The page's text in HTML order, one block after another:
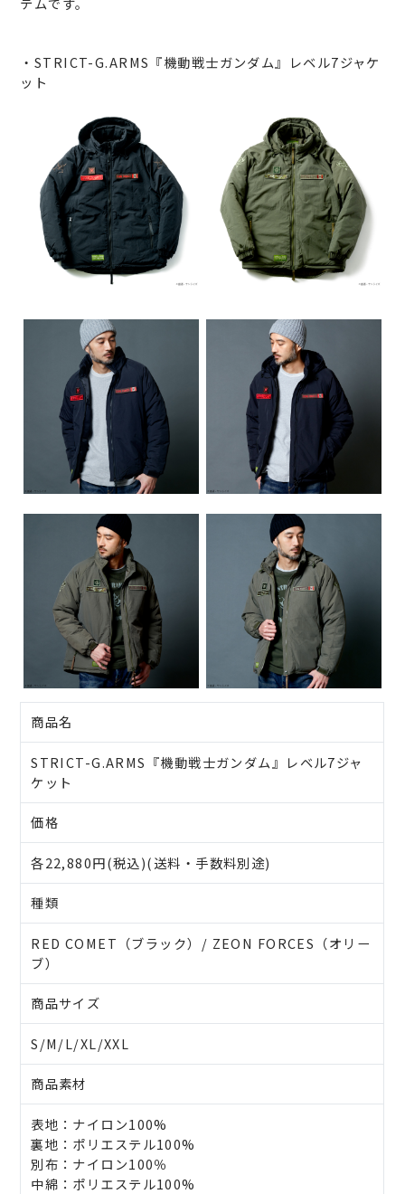
・STRICT-G.ARMS『機動戦士ガンダム』レベル7ジャケ
ット
商品名
STRICT-G.ARMS『機動戦士ガンダム』レベル7ジャ
ケット
価格
各22,880円(税込)(送料・手数料別途)
種類
RED COMET（ブラック）/ ZEON FORCES（オリー
ブ）
商品サイズ
S/M/L/XL/XXL
商品素材
表地：ナイロン100%
裏地：ポリエステル100%
別布：ナイロン100％
中綿：ポリエステル100%